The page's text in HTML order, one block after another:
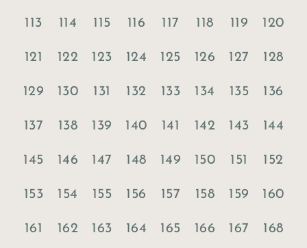
113 114 115 116 117 118 119 120
121 122 123 124 125 126 127 128
129 130 131 132 133 134 135 136
137 138 139 140 141 142 143 144
145 146 147 148 149 150 151 152
153 154 155 156 157 158 159 160
161 162 163 164 165 166 167 168